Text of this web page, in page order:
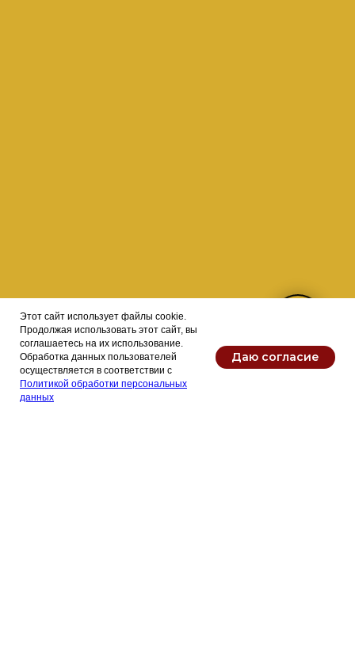
Этот сайт использует файлы cookie.
Продолжая использовать этот сайт, вы
соглашаетесь на их использование.
Обработка данных пользователей
осуществляется в соответствии с
Политикой обработки персональных
данных
Даю согласие